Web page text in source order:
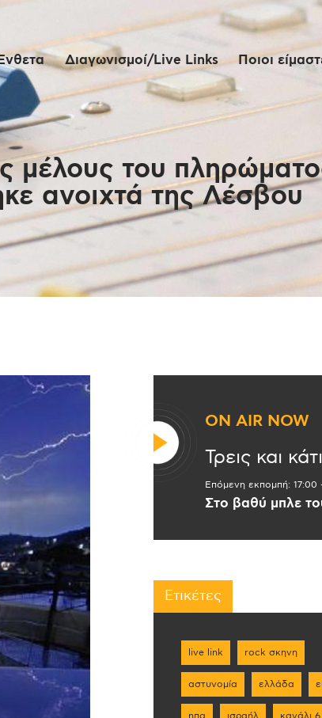
Διαγωνισμοί/Live Links Ποιοι
μέλους του
ανοιχτά της Λέσβου
ON AIR NOW
Τρεις και κάτι
Επόμενη εκπομπή: 17:00
Στο βαθύ μπλε
Ετικέτες
live link rock σκηνη
αστυνομία ελλάδα
ηπα ισραήλ κανάλι 6